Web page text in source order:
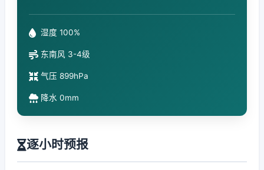
湿度 100%
东南风 3-4级
气压 899hPa
降水 0mm
逐小时预报